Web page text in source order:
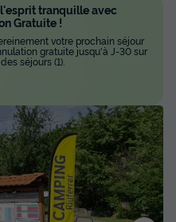
l'esprit tranquille avec
Gratuite !
votre prochain séjour
gratuite jusqu'à J-30 sur
séjours (1).